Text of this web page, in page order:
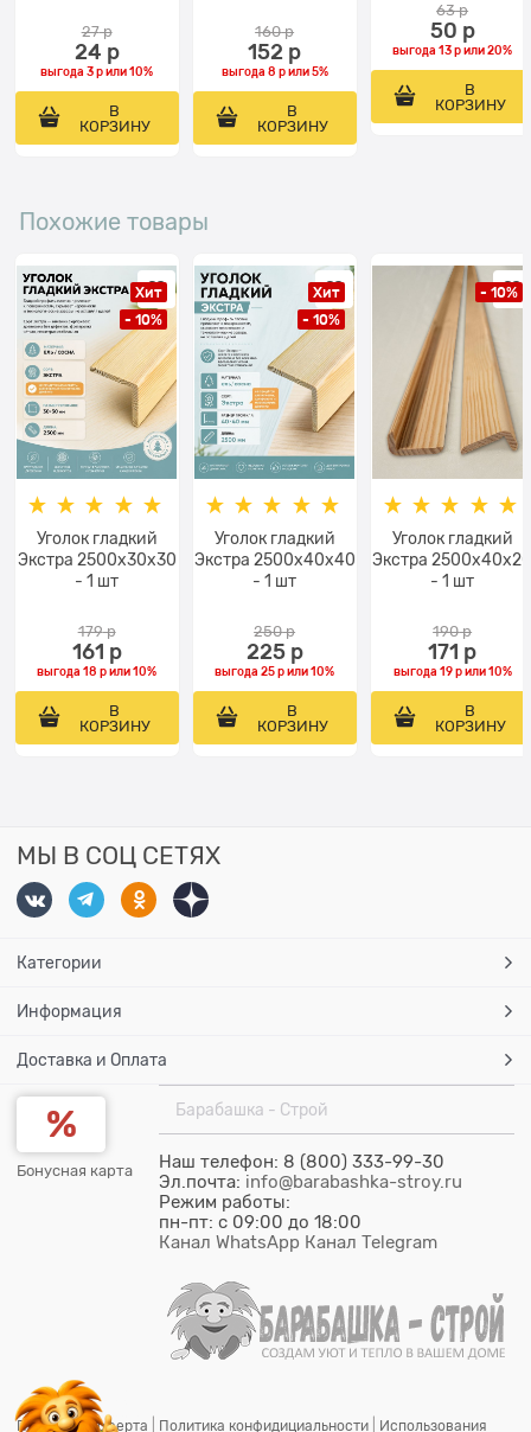
27 р
24 р
выгода3 рили10%
В
КОРЗИНУ
160 р
152 р
выгода 8 рили5%
В
КОРЗИНУ
63 р
50 р
выгода13 рили20%
В
КОРЗИНУ
Похожие товары
Хит
- 10%
Уголок гладкий
Экстра 2500x30x30
- 1 шт
179 р
161 р
выгода18 рили10%
В
КОРЗИНУ
Хит
- 10%
Уголок гладкий
Экстра 2500x40x40
- 1 шт
250 р
225 р
выгода25 рили10%
В
КОРЗИНУ
- 10%
Уголок гладкий
Экстра
- 1 шт
190 р
171 р
выгода 19 рили10%
В
КОРЗИНУ
МЫ В СОЦ СЕТЯХ
Категории
Информация
Доставка и Оплата
Бонусная карта
Барабашка - Строй
Наш телефон: 8 (800) 333-99-30
Эл.почта: info@barabashka-stroy.ru
Режим работы:
пн-пт: c 09:00 до 18:00
Канал WhatsApp Канал Telegram
Публичная оферта Политика конфидициальности Использования